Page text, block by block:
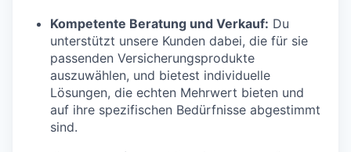
Kompetente Beratung und Verkauf: Du
unterstützt unsere Kunden dabei, die für sie
passenden Versicherungsprodukte
auszuwählen, und bietest individuelle
Lösungen, die echten Mehrwert bieten und
auf ihre spezifischen Bedürfnisse abgestimmt
sind.